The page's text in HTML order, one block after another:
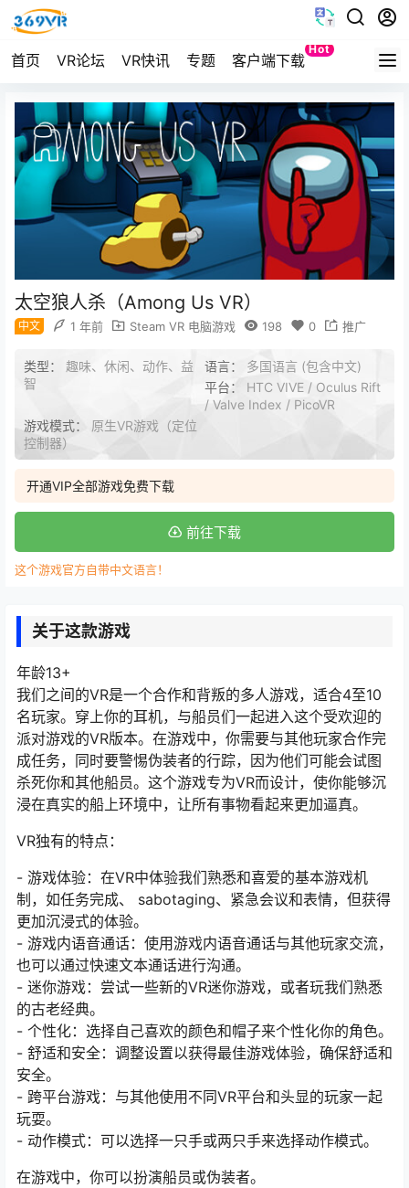
首页 VR论坛 VR快讯 专题 客户端下载
Hot
Quest
太空狼人杀（Among Us VR）
中文 1 年前 Steam VR 电脑游戏 198 0 推广
类型： 趣味、休闲、动作、益
智
语言： 多国语言 (包含中文)
平台： HTC VIVE / Oculus Rift
/ Valve Index / PicoVR
游戏模式： 原生VR游戏（定位
控制器）
开通VIP全部游戏免费下载
前往下载
这个游戏官方自带中文语言！
关于这款游戏
年龄13+
我们之间的VR是一个合作和背叛的多人游戏，适合4至10
名玩家。穿上你的耳机，与船员们一起进入这个受欢迎的
派对游戏的VR版本。在游戏中，你需要与其他玩家合作完
成任务，同时要警惕伪装者的行踪，因为他们可能会试图
杀死你和其他船员。这个游戏专为VR而设计，使你能够沉
浸在真实的船上环境中，让所有事物看起来更加逼真。
VR独有的特点：
- 游戏体验：在VR中体验我们熟悉和喜爱的基本游戏机
制，如任务完成、 sabotaging、紧急会议和表情，但获得
更加沉浸式的体验。
- 游戏内语音通话：使用游戏内语音通话与其他玩家交流，
也可以通过快速文本通话进行沟通。
- 迷你游戏：尝试一些新的VR迷你游戏，或者玩我们熟悉
的古老经典。
- 个性化：选择自己喜欢的颜色和帽子来个性化你的角色。
- 舒适和安全：调整设置以获得最佳游戏体验，确保舒适和
安全。
- 跨平台游戏：与其他使用不同VR平台和头显的玩家一起
玩耍。
- 动作模式：可以选择一只手或两只手来选择动作模式。
在游戏中，你可以扮演船员或伪装者。